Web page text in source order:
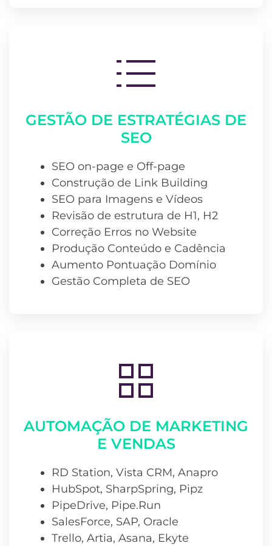
GESTÃO DE ESTRATÉGIAS DE
SEO
SEO on-page e Off-page
Construção de Link Building
SEO para Imagens e Vídeos
Revisão de estrutura de H1, H2
Correção Erros no Website
Produção Conteúdo e Cadência
Aumento Pontuação Domínio
Gestão Completa de SEO
AUTOMAÇÃO DE MARKETING
E VENDAS
RD Station, Vista CRM, Anapro
HubSpot, SharpSpring, Pipz
PipeDrive, Pipe.Run
SalesForce, SAP, Oracle
Trello, Artia, Asana, Ekyte